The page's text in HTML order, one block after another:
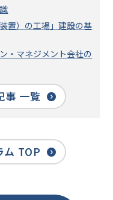
置）の工場」建設の基
・マネジメント会社の
事 一覧
ム TOP